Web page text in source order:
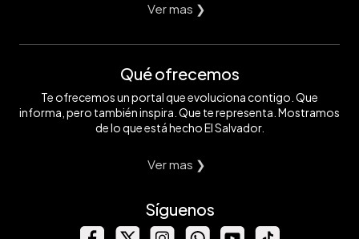
Ver mas ❯
Qué ofrecemos
Te ofrecemos un portal que evoluciona contigo. Que
informa, pero también inspira. Que te representa. Mostramos
de lo que está hecho El Salvador.
Ver mas ❯
Síguenos